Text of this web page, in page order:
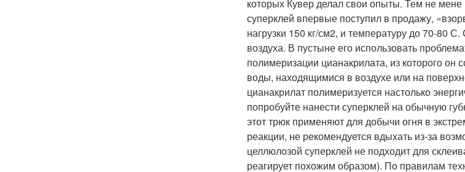
которых Кувер делал свои опыты. Тем не мене
суперклей впервые поступил в продажу,
нагрузки 150 кг/см2, и температуру до 70-80
воздуха. В пустыне его использовать
полимеризации цианакрилата, из которого он
воды, находящимися в воздухе или на
цианакрилат полимеризуется настолько
попробуйте нанести суперклей на обычную
этот трюк применяют для добычи огня в
реакции, не рекомендуется вдыхать из-за
целлюлозой суперклей не подходит для
реагирует похожим образом). По правилам